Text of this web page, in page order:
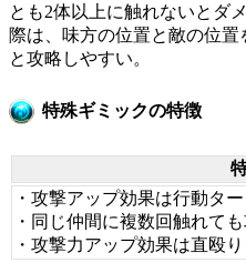
とも2体以上に触れないとダ
際は、味方の位置と敵の位
と攻略しやすい。
特殊ギミックの特徴
・攻撃アップ効果は行動タ
・同じ仲間に複数回触れて
・攻撃力アップ効果は直殴